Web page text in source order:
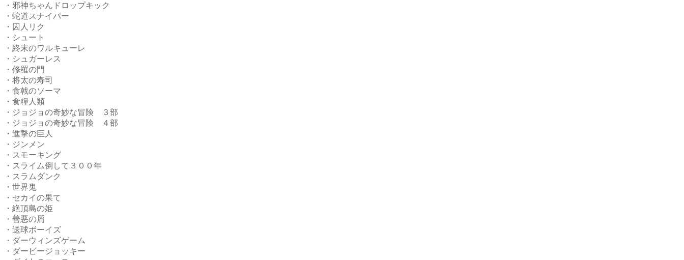
・邪神ちゃんドロップキック
・蛇道スナイパー
・囚人リク
・シュート
・終末のワルキューレ
・シュガーレス
・修羅の門
・将太の寿司
・食戟のソーマ
・食糧人類
・ジョジョの奇妙な冒険 ３部
・ジョジョの奇妙な冒険 ４部
・進撃の巨人
・ジンメン
・スモーキング
・スライム倒して３００年
・スラムダンク
・世界鬼
・セカイの果て
・絶頂島の姫
・善悪の屑
・送球ボーイズ
・ダーウィンズゲーム
・ダービージョッキー